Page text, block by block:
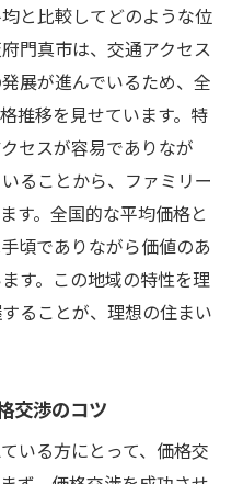
コミュニティへの参加
スと管理の重要性
した交流の場
めの収納術
での生活の魅力
慣とライフスタイル
と比較してどのような位
門真市は、交通アクセス
展が進んでいるため、全
推移を見せています。特
セスが容易でありなが
ることから、ファミリー
す。全国的な平均価格と
頃でありながら価値のあ
す。この地域の特性を理
ることが、理想の住まい
交渉のコツ
いる方にとって、価格交